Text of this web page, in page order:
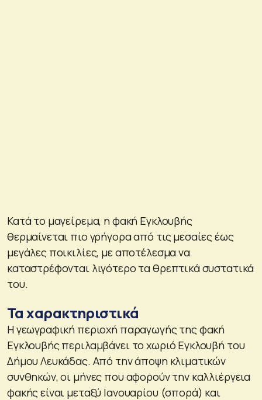
Κατά το μαγείρεμα, η φακή Εγκλουβής
θερμαίνεται πιο γρήγορα από τις μεσαίες έως
μεγάλες ποικιλίες, με αποτέλεσμα να
καταστρέφονται λιγότερο τα θρεπτικά συστατικά
του.
Τα χαρακτηριστικά
Η γεωγραφική περιοχή παραγωγής της φακή
Εγκλουβής περιλαμβάνει το χωριό Εγκλουβή του
Δήμου Λευκάδας. Από την άποψη κλιματικών
συνθηκών, οι μήνες που αφορούν την καλλιέργεια
φακής είναι μεταξύ Ιανουαρίου (σπορά) και